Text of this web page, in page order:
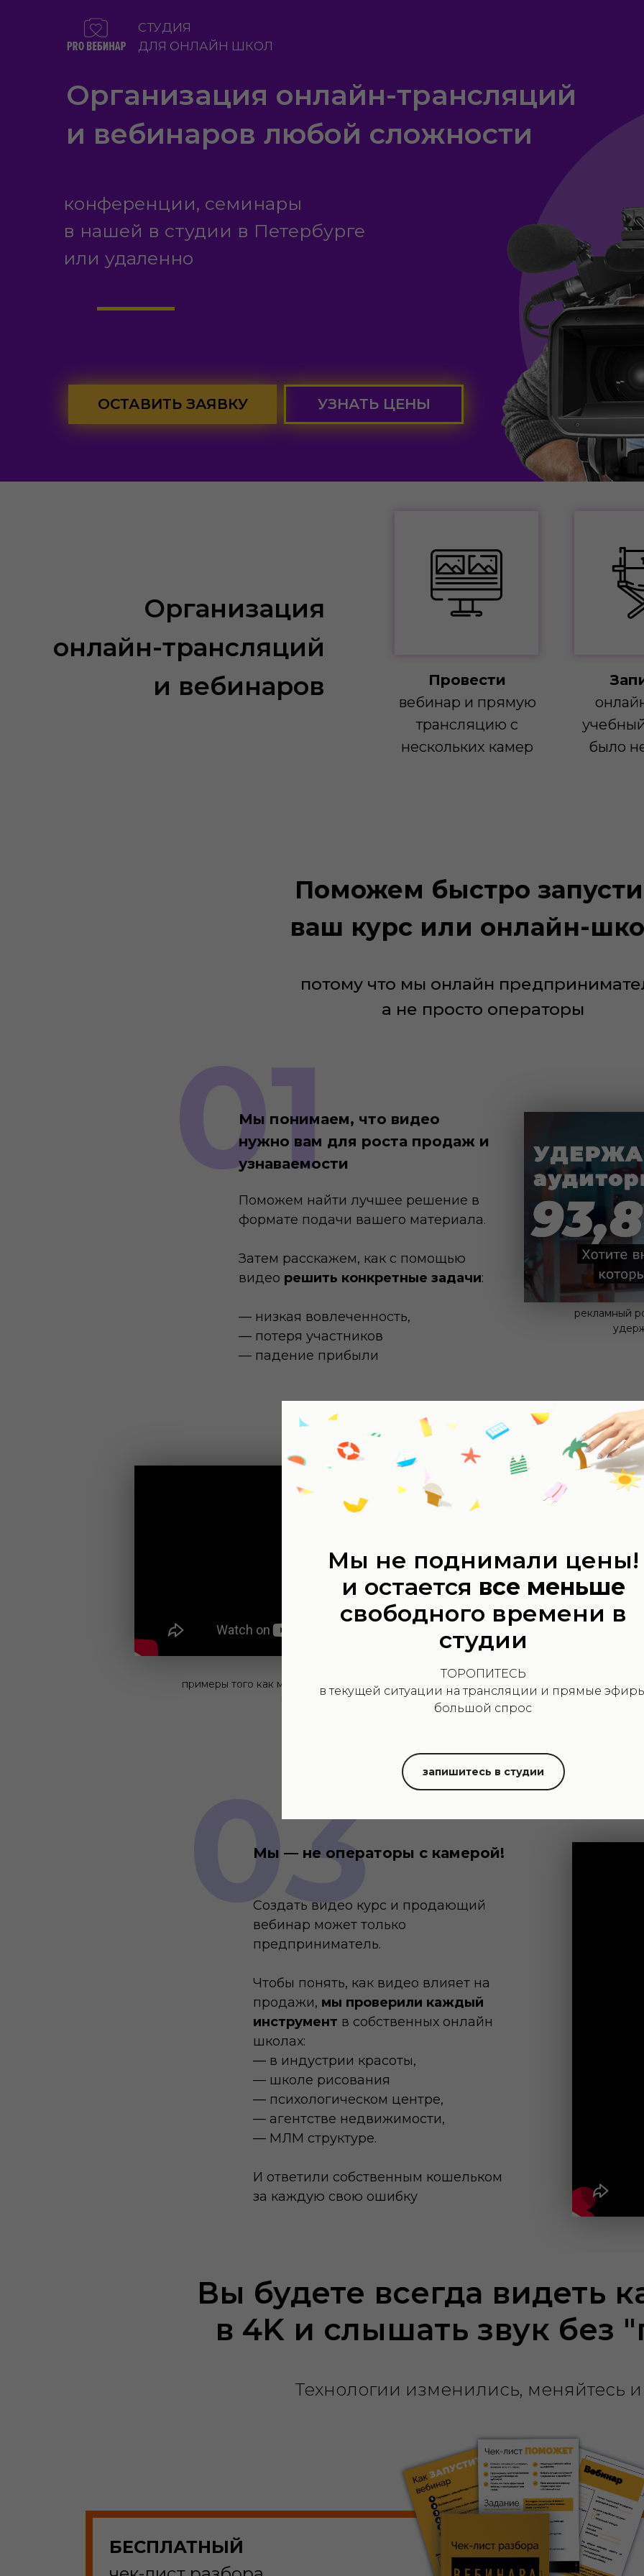
ОСТАВИТЬ ЗАЯВКУ УЗНАТЬ ЦЕНЫ
конференции, семинары
в нашей в студии в Петербурге
или удаленно
СТУДИЯ
ДЛЯ ОНЛАЙН ШКОЛ
Организация онлайн-трансляций
и вебинаров любой сложности
Организация
онлайн-трансляций
и вебинаров
Провести
вебинар и прямую
трансляцию с
нескольких камер
было
01
Поможем найти лучшее решение в
формате подачи вашего материала.
Затем расскажем, как с помощью
видео решить конкретные задачи:
— низкая вовлеченность,
— потеря участников
— падение прибыли
Мы понимаем, что видео
нужно вам для роста продаж и
узнаваемости
Парни с
на
А дальше
курсы
Создать видео курс и продающий
вебинар может только
предприниматель.
Чтобы понять, как видео влияет на
продажи, мы проверили каждый
инструмент в собственных онлайн
школах:
— в индустрии красоты,
— школе рисования
— психологическом центре,
— агентстве недвижимости,
— МЛМ структуре.
И ответили собственным кошельком
за каждую свою ошибку
03
Мы — не операторы с камерой!
рекламный
примеры того как может выглядеть ваш курс и
вебинар
Поможем быстро
ваш курс или онлайн-
потому что мы онлайн
а не просто операторы
Вы будете всегда видеть
в 4K и слышать звук без
Технологии изменились, меняйтесь
Мы не поднимали цены!
и остается все меньше
свободного времени в
студии
ТОРОПИТЕСЬ
в текущей ситуации на трансляции и прямые
большой спрос
запишитесь в студии
БЕСПЛАТНЫЙ